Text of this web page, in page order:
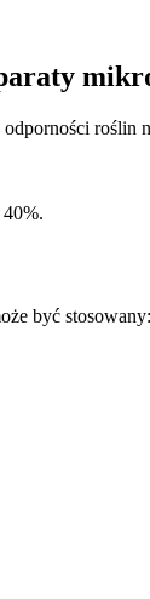
być stosowany: